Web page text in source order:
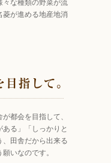
々な種類の野菜が流
が進める地産地消
都会を目指して、
る」「しっかりと
田舎だから出来る
いなのです。